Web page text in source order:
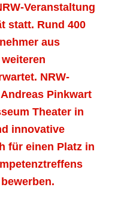
Veranstaltung
statt. Rund 400
aus
NRW-
Pinkwart
Theater in
innovative
für einen Platz in